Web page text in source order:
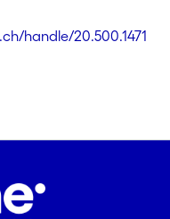
handle/20.500.1471